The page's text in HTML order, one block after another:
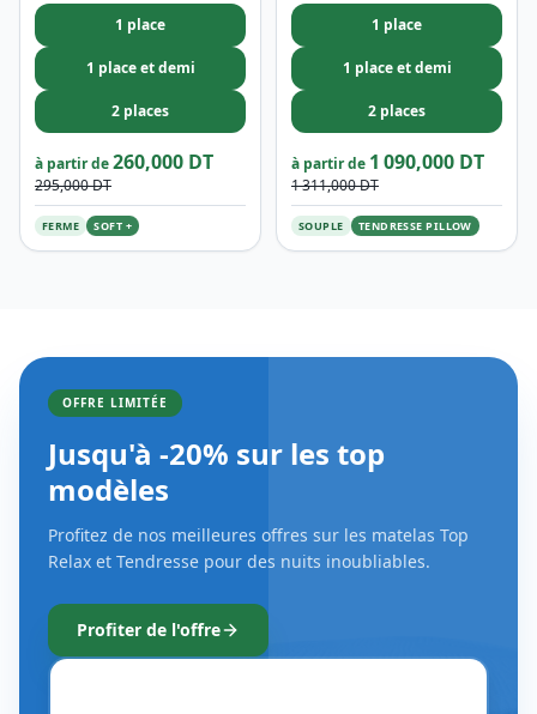
1 place
1 place et demi
2 places
à partir de260,000 DT
295,000 DT
FERME SOFT +
1 place
1 place et demi
2 places
à partir de 1 090,000 DT
1 311,000 DT
SOUPLE TENDRESSE PILLOW
OFFRE LIMITÉE
Jusqu'à -20% sur les top
modèles
Profitez de nos meilleures offres sur les matelas Top
Relax et Tendresse pour des nuits inoubliables.
Profiter de l'offre